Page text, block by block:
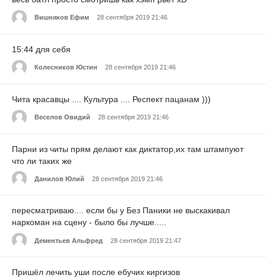
Вишняков Ефим 28 сентября 2019 21:46
15:44 для себя
Колесников Юстин 28 сентября 2019 21:46
Чита красавцы .... Культура .... Респект пацанам )))
Веселов Овидий 28 сентября 2019 21:46
Парни из читы прям делают как диктатор,их там штампуют
что ли таких же
Данилов Юлий 28 сентября 2019 21:46
пересматриваю.... если бы у Без Паники не выскакивал
наркоман на сцену - было бы лучше.....
Дементьев Альфред 28 сентября 2019 21:47
Пришёл лечить уши после ебучих киргизов